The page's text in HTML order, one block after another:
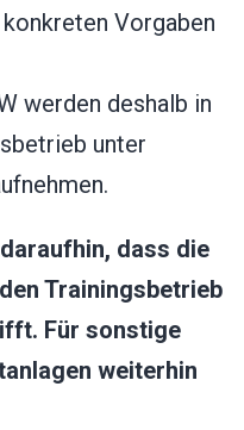
Vorgaben
werden deshalb in
unter
dass die
Trainingsbetrieb
Für sonstige
weiterhin